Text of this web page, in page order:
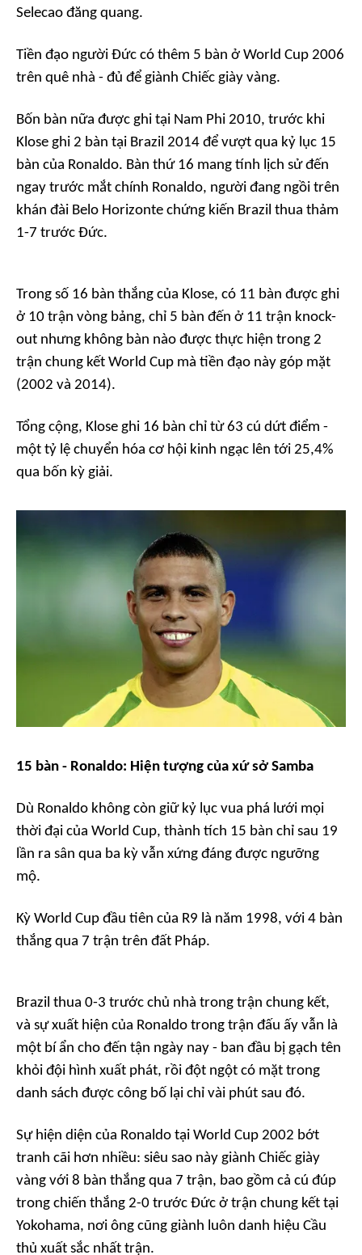
Selecao đăng quang.
Tiền đạo người Đức có thêm 5 bàn ở World Cup 2006
trên quê nhà - đủ để giành Chiếc giày vàng.
Bốn bàn nữa được ghi tại Nam Phi 2010, trước khi
Klose ghi 2 bàn tại Brazil 2014 để vượt qua kỷ lục 15
bàn của Ronaldo. Bàn thứ 16 mang tính lịch sử đến
ngay trước mắt chính Ronaldo, người đang ngồi trên
khán đài Belo Horizonte chứng kiến Brazil thua thảm
1-7 trước Đức.
Trong số 16 bàn thắng của Klose, có 11 bàn được ghi
ở 10 trận vòng bảng, chỉ 5 bàn đến ở 11 trận knock-
out nhưng không bàn nào được thực hiện trong 2
trận chung kết World Cup mà tiền đạo này góp mặt
(2002 và 2014).
Tổng cộng, Klose ghi 16 bàn chỉ từ 63 cú dứt điểm -
một tỷ lệ chuyển hóa cơ hội kinh ngạc lên tới 25,4%
qua bốn kỳ giải.
15 bàn - Ronaldo: Hiện tượng của xứ sở Samba
Dù Ronaldo không còn giữ kỷ lục vua phá lưới mọi
thời đại của World Cup, thành tích 15 bàn chỉ sau 19
lần ra sân qua ba kỳ vẫn xứng đáng được ngưỡng
mộ.
Kỳ World Cup đầu tiên của R9 là năm 1998, với 4 bàn
thắng qua 7 trận trên đất Pháp.
Brazil thua 0-3 trước chủ nhà trong trận chung kết,
và sự xuất hiện của Ronaldo trong trận đấu ấy vẫn là
một bí ẩn cho đến tận ngày nay - ban đầu bị gạch tên
khỏi đội hình xuất phát, rồi đột ngột có mặt trong
danh sách được công bố lại chỉ vài phút sau đó.
Sự hiện diện của Ronaldo tại World Cup 2002 bớt
tranh cãi hơn nhiều: siêu sao này giành Chiếc giày
vàng với 8 bàn thắng qua 7 trận, bao gồm cả cú đúp
trong chiến thắng 2-0 trước Đức ở trận chung kết tại
Yokohama, nơi ông cũng giành luôn danh hiệu Cầu
thủ xuất sắc nhất trận.